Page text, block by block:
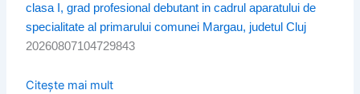
clasa I, grad profesional debutant in cadrul aparatului de
specialitate al primarului comunei Margau, judetul Cluj
20260807104729843
Citește mai mult